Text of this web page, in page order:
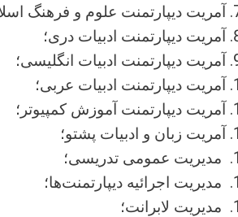
آمریت دیپارتمنت علوم و فرهنگ
آمریت دیپارتمنت ادبیات دری؛
آمریت دیپارتمنت ادبیات انگلیسی؛
آمریت دیپارتمنت ادبیات عربی؛
آمریت دیپارتمنت آموزش کمپیوتر؛
آمریت زبان و ادبیات پشتو؛
مدیریت عمومی تدریسی؛
مدیریت اجرائیه دیپارتمنت‌ها؛
مدیریت لابرانت؛